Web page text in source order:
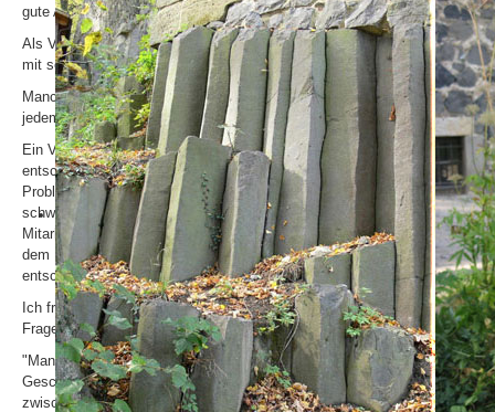
gute Arbeitsleistungen im Besonderen.
Als Vorgesetzter kann man auch nicht ständig in schöner Harmonie
mit seinen Mitarbeitern leben.
Manchmal sind auch harsche Kritik oder Forderungen nötig, die nicht
jedem gefallen.
Ein Vorgesetzter muss führen, dabei urteilen, loben, kritisieren und
entscheiden. Das Duzen könnte in einer schwierigen Atmosphäre zu
Problemen führen und die Entscheidungen des Chefs relativieren und
schwächen. Wenn allerdings der Chef die Charaktere seiner
Mitarbeiter kennt und sie gut einschätzen kann, wird man auch mit
dem Du umgehen können. Der Durchblick des Chefs dürfte also
entscheidend sein, wie man sich entscheidet.
Ich fragte einige Geschäftsleute und Betriebsleiter zu dieser kniffligen
Frage. - Einer sagte mir:
"Man lässt zuviel private Nähe zu, mit dem Du, das ist im
Geschäftsleben nicht gut." - Ein anderer sagte: "Ein Abstand
zwischen Arbeitgeber und Arbeitnehmer muss sein." - Ein dritter